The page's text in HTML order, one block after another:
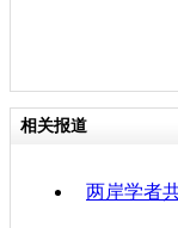
相关报道
两岸学者